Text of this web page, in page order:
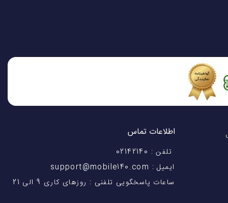
شماست! با 28 سال
اطلاعات تماس
تلفن : 02142140
ایمیل : support@mobile140.com
ساعات پاسخگویی تلفنی : روزهای کاری 9 الی 21